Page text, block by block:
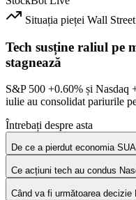
Situația pieței Wall Street
Tech susține raliul pe
stagnează
S&P 500 +0.60% și Nasdaq
iulie au consolidat pariurile
Întrebați despre asta
De ce a pierdut economia
Ce acțiuni tech au condus
Când va fi următoarea decizie